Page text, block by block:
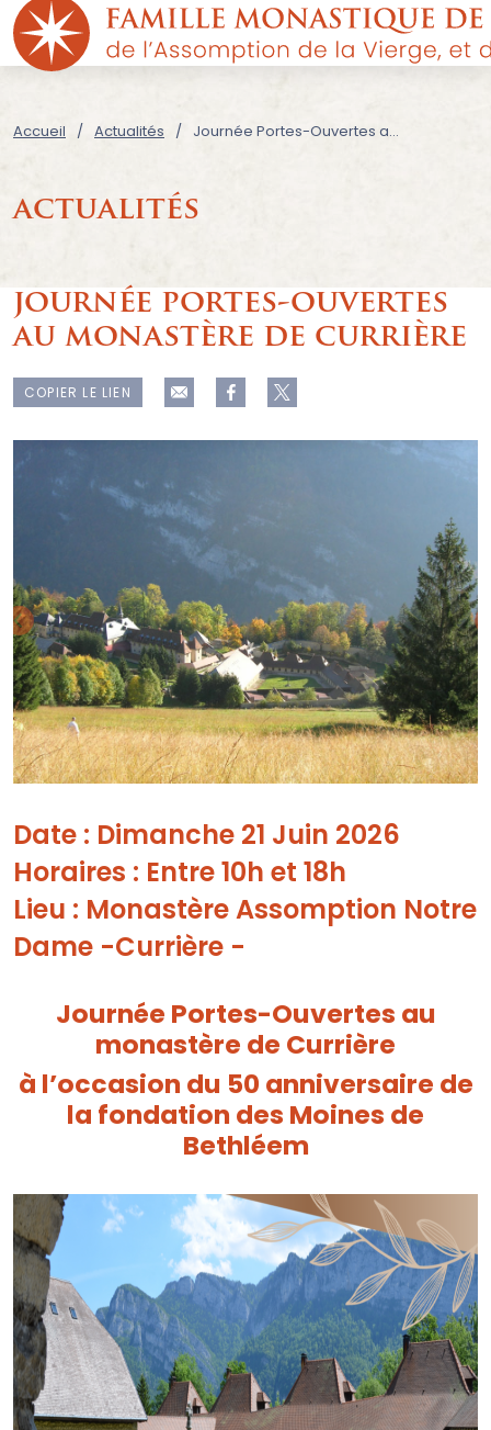
Accueil Actualités Journée Portes-Ouvertes au monastère de Currière
actualités
journée portes-ouvertes
au monastère de currière
COPIER LE LIEN
Date : Dimanche 21 Juin 2026
Horaires : Entre 10h et 18h
Lieu : Monastère Assomption Notre
Dame -Currière -
Journée Portes-Ouvertes au
monastère de Currière
à l’occasion du 50 anniversaire de
la fondation des Moines de
Bethléem